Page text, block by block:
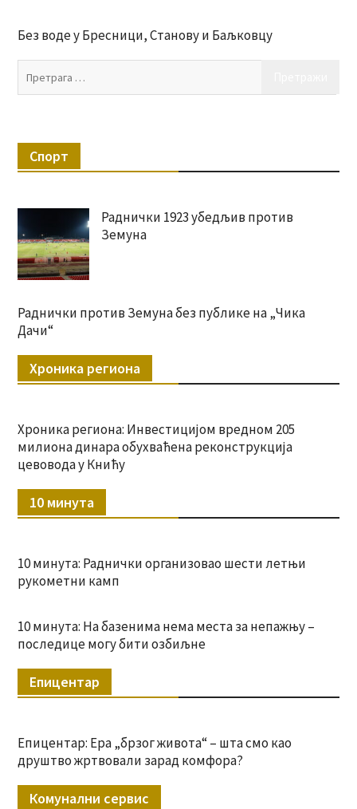
Без воде у Бресници, Станову и Баљковцу
Спорт
Раднички 1923 убедљив против
Земуна
Раднички против Земуна без публике на „Чика
Дачи“
Хроника региона
Хроника региона: Инвестицијом вредном 205
милиона динара обухваћена реконструкција
цевовода у Книћу
10 минута
10 минута: Раднички организовао шести летњи
рукометни камп
10 минута: На базенима нема места за непажњу –
последице могу бити озбиљне
Епицентар
Епицентар: Ера „брзог живота“ – шта смо као
друштво жртвовали зарад комфора?
Комунални сервис